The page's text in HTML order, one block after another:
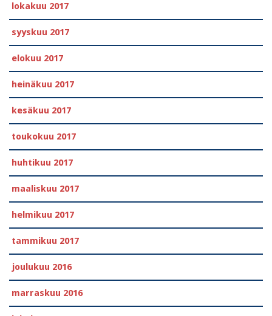
lokakuu 2017
syyskuu 2017
elokuu 2017
heinäkuu 2017
kesäkuu 2017
toukokuu 2017
huhtikuu 2017
maaliskuu 2017
helmikuu 2017
tammikuu 2017
joulukuu 2016
marraskuu 2016